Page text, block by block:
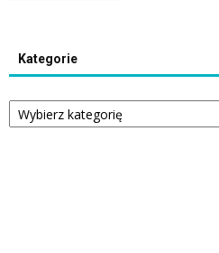
Kategorie
Kategorie